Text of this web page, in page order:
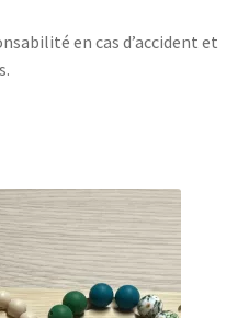
en cas d’accident et